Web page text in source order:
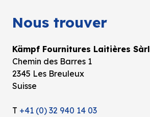
Nous trouver
Kämpf Fournitures Laitières Sàrl
Chemin des Barres 1
2345 Les Breuleux
Suisse
T +41 (0) 32 940 14 03